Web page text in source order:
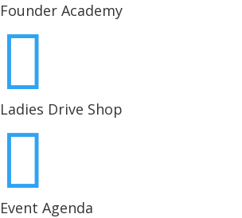
Founder Academy

Ladies Drive Shop

Event Agenda